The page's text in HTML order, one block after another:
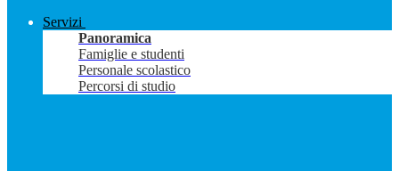
Servizi
Panoramica
Famiglie e studenti
Personale scolastico
Percorsi di studio